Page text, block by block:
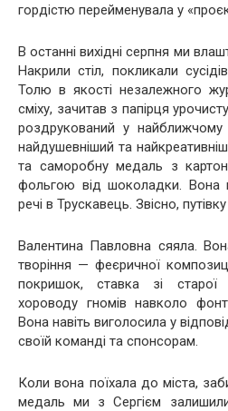
гордістю перейменувала у
В останні вихідні серпня ми
Накрили стіл, покликали
Толю в якості незалежного
сміху, зачитав з папірця
роздрукований у
найдушевніший та
та саморобну медаль з
фольгою від шоколадки. Вона
речі в Трускавець. Звісно,
Валентина Павловна сяяла.
творіння — феєричної
покришок, ставка зі
хороводу гномів навколо
Вона навіть виголосила у
своїй команді та спонсорам.
Коли вона поїхала до міста,
медаль ми з Сергієм